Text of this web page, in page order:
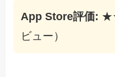
App Store評価:
ビュー）